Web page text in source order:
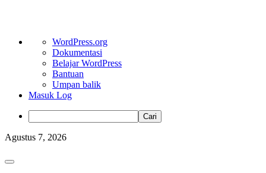
Tentang
WordPress
WordPress.org
Dokumentasi
Belajar WordPress
Bantuan
Umpan balik
Masuk Log
Cari
Skip
content
Agustus 7, 2026
Primary